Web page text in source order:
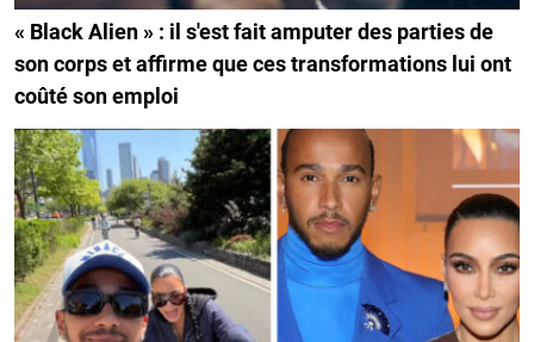
« Black Alien » : il s'est fait amputer des parties de
son corps et affirme que ces transformations lui ont
coûté son emploi